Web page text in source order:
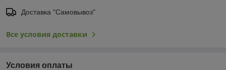
Доставка "Самовывоз"
Все условия доставки
Условия оплаты